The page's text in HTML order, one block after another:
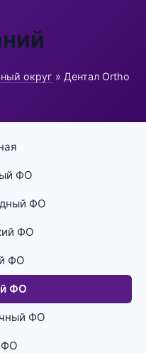
округ » Дентал Ortho
ФО
ФО
ФО
ФО
ФО
ФО